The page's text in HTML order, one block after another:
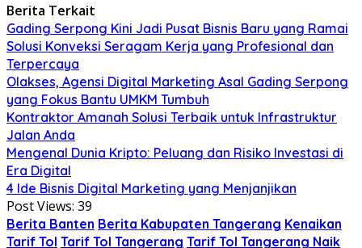
Berita Terkait
Gading Serpong Kini Jadi Pusat Bisnis Baru yang Ramai
Solusi Konveksi Seragam Kerja yang Profesional dan
Terpercaya
Olakses, Agensi Digital Marketing Asal Gading Serpong
yang Fokus Bantu UMKM Tumbuh
Kontraktor Amanah Solusi Terbaik untuk Infrastruktur
Jalan Anda
Mengenal Dunia Kripto: Peluang dan Risiko Investasi di
Era Digital
4 Ide Bisnis Digital Marketing yang Menjanjikan
Post Views: 39
Berita Banten Berita Kabupaten Tangerang Kenaikan
Tarif Tol Tarif Tol Tangerang Tarif Tol Tangerang Naik